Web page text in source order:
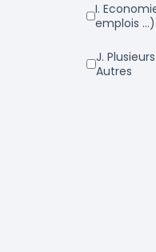
i. Economie (tourisme,
emplois ...)
j. Plusieurs catégories /
Autres